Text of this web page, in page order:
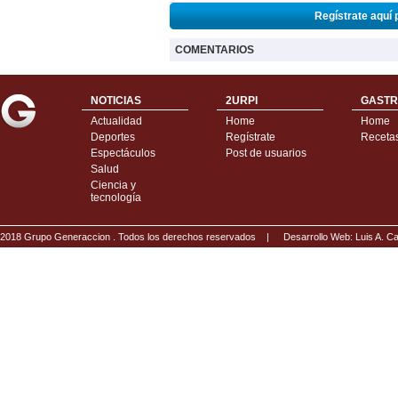
Regístrate aquí
COMENTARIOS
NOTICIAS
Actualidad
Deportes
Espectáculos
Salud
Ciencia y
tecnología
2URPI
Home
Regístrate
Post de usuarios
Home
2018 Grupo Generaccion . Todos los derechos reservados | Desarrollo Web: Luis